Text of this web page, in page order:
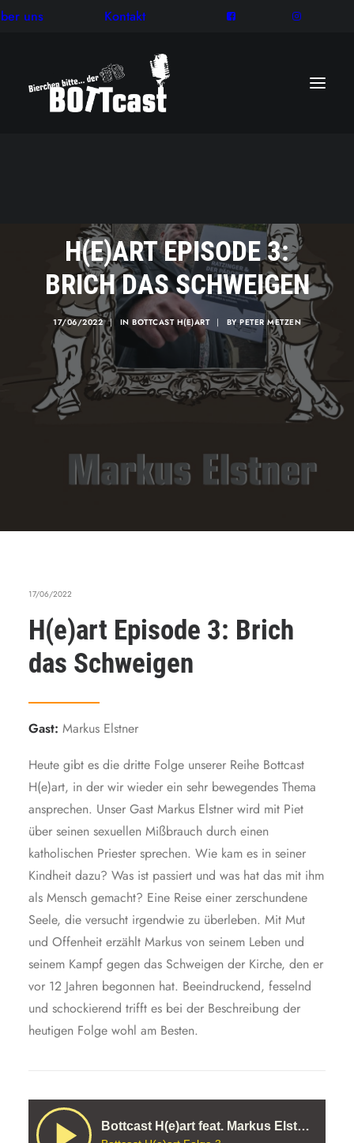
uns Kontakt
H(E)ART EPISODE 3:
BRICH DAS SCHWEIGEN
17/06/2022 | IN BOTTCAST H(E)ART | BYPETER METZEN
17/06/2022
H(e)art Episode 3: Brich
das Schweigen
Gast: Markus Elstner
Heute gibt es die dritte Folge unserer Reihe Bottcast
H(e)art, in der wir wieder ein sehr bewegendes Thema
ansprechen. Unser Gast Markus Elstner wird mit Piet
über seinen sexuellen Mißbrauch durch einen
katholischen Priester sprechen. Wie kam es in seiner
Kindheit dazu? Was ist passiert und was hat das mit ihm
als Mensch gemacht? Eine Reise einer zerschundene
Seele, die versucht irgendwie zu überleben. Mit Mut
und Offenheit erzählt Markus von seinem Leben und
seinem Kampf gegen das Schweigen der Kirche, den er
vor 12 Jahren begonnen hat. Beeindruckend, fesselnd
und schockierend trifft es bei der Beschreibung der
heutigen Folge wohl am Besten.